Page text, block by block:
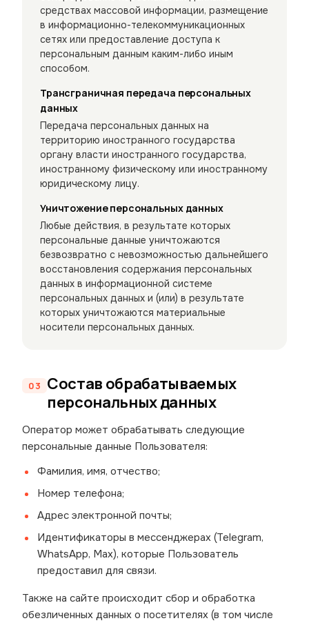
средствах массовой информации, размещение
в информационно-телекоммуникационных
сетях или предоставление доступа к
персональным данным каким-либо иным
способом.
Трансграничная передача персональных
данных
Передача персональных данных на
территорию иностранного государства
органу власти иностранного государства,
иностранному физическому или иностранному
юридическому лицу.
Уничтожение персональных данных
Любые действия, в результате которых
персональные данные уничтожаются
безвозвратно с невозможностью дальнейшего
восстановления содержания персональных
данных в информационной системе
персональных данных и (или) в результате
которых уничтожаются материальные
носители персональных данных.
Состав обрабатываемых
персональных данных
Оператор может обрабатывать следующие
персональные данные Пользователя:
Фамилия, имя, отчество;
Номер телефона;
Адрес электронной почты;
Идентификаторы в мессенджерах (Telegram,
WhatsApp, Max), которые Пользователь
предоставил для связи.
Также на сайте происходит сбор и обработка
обезличенных данных о посетителях (в том числе